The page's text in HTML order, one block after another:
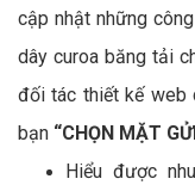
cập nhật những
dây curoa băng tải
đối tác thiết kế web
bạn “CHỌN MẶT
Hiểu được